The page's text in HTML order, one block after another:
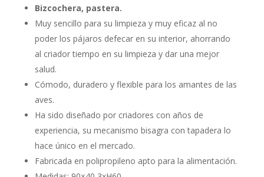
Bizcochera, pastera.
Muy sencillo para su limpieza y muy eficaz al no
poder los pájaros defecar en su interior, ahorrando
al criador tiempo en su limpieza y dar una mejor
salud.
Cómodo, duradero y flexible para los amantes de las
aves.
Ha sido diseñado por criadores con años de
experiencia, su mecanismo bisagra con tapadera lo
hace único en el mercado.
Fabricada en polipropileno apto para la alimentación.